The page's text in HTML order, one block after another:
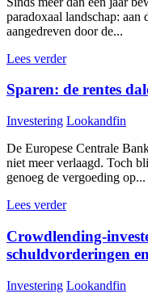
paradoxaal landschap: aan
aangedreven door de...
Lees verder
Sparen: de rentes
Investering Lookandfin
De Europese Centrale
niet meer verlaagd. Toch
genoeg de vergoeding op...
Lees verder
Crowdlending-
schuldvorderingen
Investering Lookandfin